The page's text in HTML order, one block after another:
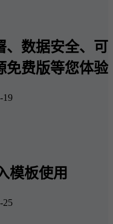
、数据安全、可
免费版等您体验
19
模板使用
25